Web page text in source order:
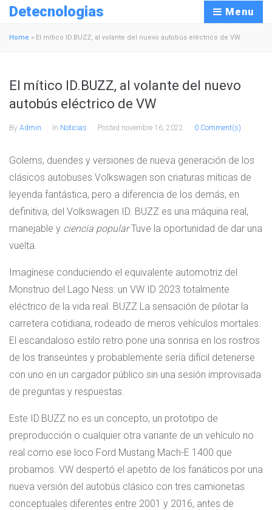
Detecnologias Menu
Home » El mítico ID.BUZZ, al volante del nuevo autobús eléctrico de VW
El mítico ID.BUZZ, al volante del nuevo
autobús eléctrico de VW
By Admin In Noticias Posted novembre 16, 2022 0 Comment(s)
Golems, duendes y versiones de nueva generación de los
clásicos autobuses Volkswagen son criaturas míticas de
leyenda fantástica, pero a diferencia de los demás, en
definitiva, del Volkswagen ID. BUZZ es una máquina real,
manejable y ciencia popularTuve la oportunidad de dar una
vuelta.
Imagínese conduciendo el equivalente automotriz del
Monstruo del Lago Ness: un VW ID 2023 totalmente
eléctrico de la vida real. BUZZ La sensación de pilotar la
carretera cotidiana, rodeado de meros vehículos mortales.
El escandaloso estilo retro pone una sonrisa en los rostros
de los transeúntes y probablemente sería difícil detenerse
con uno en un cargador público sin una sesión improvisada
de preguntas y respuestas.
Este ID.BUZZ no es un concepto, un prototipo de
preproducción o cualquier otra variante de un vehículo no
real como ese loco Ford Mustang Mach-E 1400 que
probamos. VW despertó el apetito de los fanáticos por una
nueva versión del autobús clásico con tres camionetas
conceptuales diferentes entre 2001 y 2016, antes de